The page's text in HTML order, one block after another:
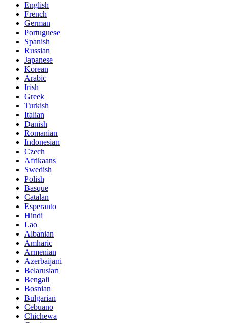
English
French
German
Portuguese
Spanish
Russian
Japanese
Korean
Arabic
Irish
Greek
Turkish
Italian
Danish
Romanian
Indonesian
Czech
Afrikaans
Swedish
Polish
Basque
Catalan
Esperanto
Hindi
Lao
Albanian
Amharic
Armenian
Azerbaijani
Belarusian
Bengali
Bosnian
Bulgarian
Cebuano
Chichewa